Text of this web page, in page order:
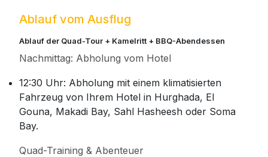
Ablauf vom Ausflug
Ablauf der Quad-Tour + Kamelritt + BBQ-Abendessen
Nachmittag: Abholung vom Hotel
12:30 Uhr: Abholung mit einem klimatisierten
Fahrzeug von Ihrem Hotel in Hurghada, El
Gouna, Makadi Bay, Sahl Hasheesh oder Soma
Bay.
Quad-Training & Abenteuer